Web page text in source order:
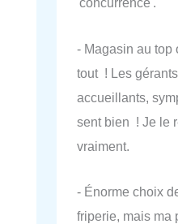
- Magasin au top
tout ! Les
accueillants,
sent bien ! Je le
vraiment.
- Énorme choix
friperie, mais ma